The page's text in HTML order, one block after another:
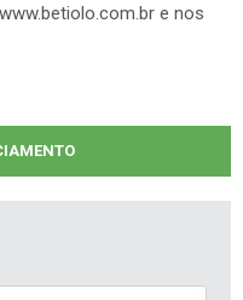
e nos